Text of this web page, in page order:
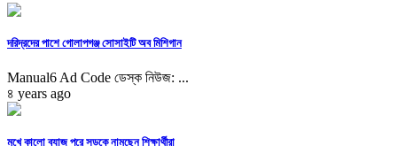
দরিদ্রদের পাশে গোলাপগঞ্জ সোসাইটি অব মিশিগান
Manual6 Ad Code ডেস্ক নিউজ: ...
৪ years ago
মুখে কালো ব্যাজ পরে সড়কে নামছেন শিক্ষার্থীরা